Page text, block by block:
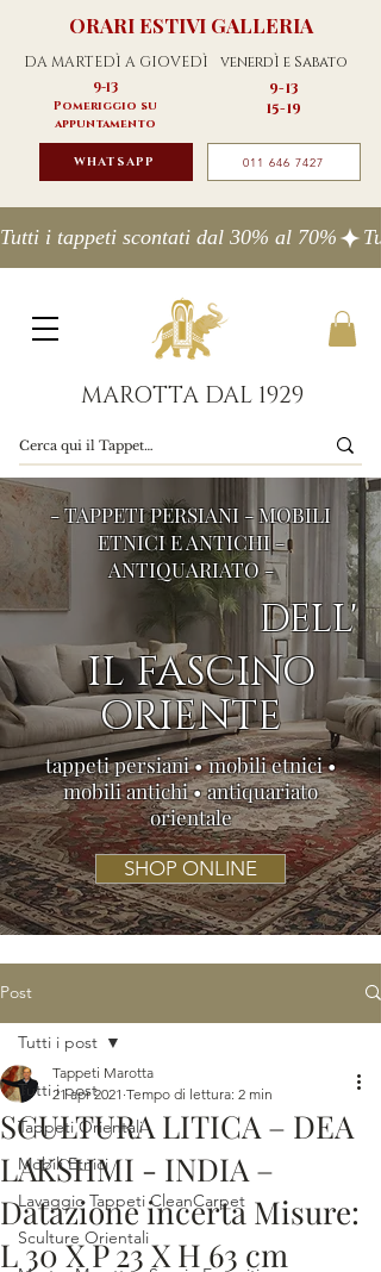
ORARI ESTIVI GALLERIA
DA MARTEDÌ A GIOVEDÌ venerdÌ e Sabato
9-13
Pomeriggio su
appuntamento
9-13
15-19
WHATSAPP 011 646 7427
Tutti i tappeti scontati dal 30% al 70%
MAROTTA DAL 1929
- TAPPETI PERSIANI - MOBILI
ETNICI E ANTICHI -
ANTIQUARIATO -
DELL'
IL FASCINO
ORIENTE
tappeti persiani • mobili etnici •
mobili antichi • antiquariato
orientale
SHOP ONLINE
Post
Tutti i post
Tappeti Orientali
Mobili Etnici
Lavaggio Tappeti CleanCarpet
Sculture Orientali
Tutti i post
SCULTURA LITICA – DEA
LAKSHMI - INDIA –
Datazione incerta Misure:
L 30 X P 23 X H 63 cm
Tappeti Marotta
21 apr 2021 Tempo di lettura: 2 min